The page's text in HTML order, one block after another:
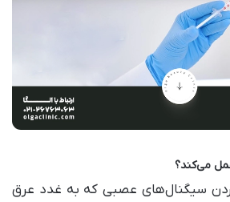
می‌کند؟
سیگنال‌های عصبی که به غدد عرق